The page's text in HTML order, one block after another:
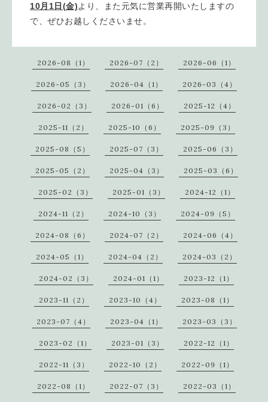
10月1日(金)より、また元気に営業再開いたしますの
で、ぜひお越しくださいませ。
2026-08（1） 2026-07（2） 2026-06（1）
2026-05（3） 2026-04（1） 2026-03（4）
2026-02（3） 2026-01（6） 2025-12（4）
2025-11（2） 2025-10（6） 2025-09（3）
2025-08（5） 2025-07（3） 2025-06（3）
2025-05（2） 2025-04（3） 2025-03（6）
2025-02（3） 2025-01（3） 2024-12（1）
2024-11（2） 2024-10（3） 2024-09（5）
2024-08（6） 2024-07（2） 2024-06（4）
2024-05（1） 2024-04（2） 2024-03（2）
2024-02（3） 2024-01（1） 2023-12（1）
2023-11（2） 2023-10（4） 2023-08（1）
2023-07（4） 2023-04（1） 2023-03（3）
2023-02（1） 2023-01（3） 2022-12（1）
2022-11（3） 2022-10（2） 2022-09（1）
2022-08（1） 2022-07（3） 2022-03（1）